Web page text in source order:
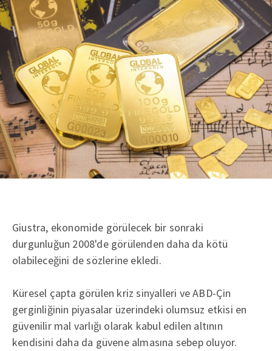
Giustra, ekonomide görülecek bir sonraki
durgunluğun 2008'de görülenden daha da kötü
olabileceğini de sözlerine ekledi.
Küresel çapta görülen kriz sinyalleri ve ABD-Çin
gerginliğinin piyasalar üzerindeki olumsuz etkisi en
güvenilir mal varlığı olarak kabul edilen altının
kendisini daha da güvene almasına sebep oluyor.